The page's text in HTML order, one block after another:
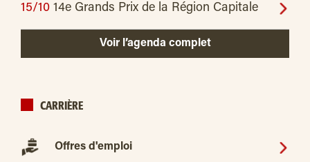
15/10 14e Grands Prix de la Région Capitale
Voir l’agenda complet
CARRIÈRE
Offres d'emploi